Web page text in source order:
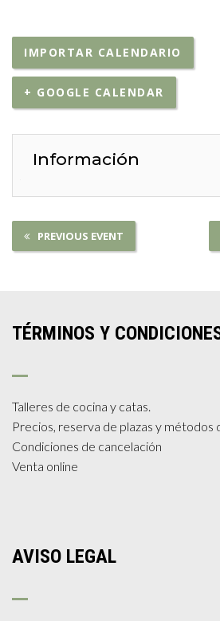
IMPORTAR CALENDARIO
+ GOOGLE CALENDAR
Información
PREVIOUS EVENT
TÉRMINOS Y
Talleres de cocina y catas.
Precios, reserva de plazas y métodos
Condiciones de cancelación
Venta online
AVISO LEGAL